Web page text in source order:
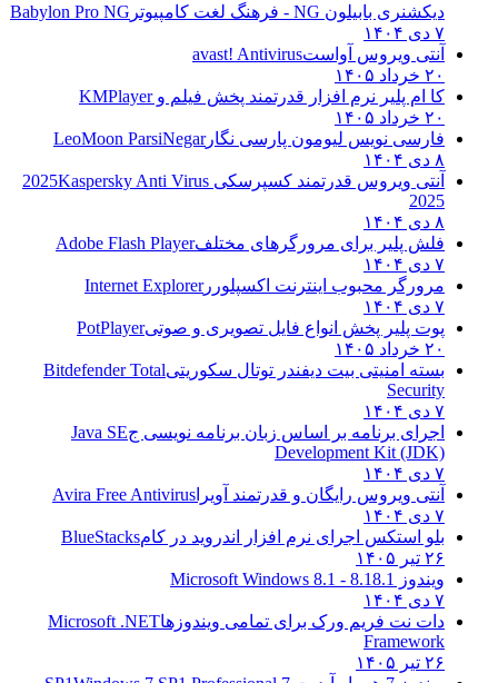
دیکشنری بابیلون NG - فرهنگ لغت کامپیوتر
Babylon Pro NG
۷ دی ۱۴۰۴
آنتی ویروس آواستavast! Antivirus
۲۰ خرداد ۱۴۰۵
کا ام پلیر نرم افزار قدرتمند پخش فیلم وKMPlayer
۲۰ خرداد ۱۴۰۵
فارسی نویس لیومون پارسی نگارLeoMoon ParsiNegar
۸ دی ۱۴۰۴
آنتی ویروس قدرتمند کسپرسکی 2025 Kaspersky Anti Virus
2025
۸ دی ۱۴۰۴
فلش پلیر برای مرورگرهای مختلفAdobe Flash Player
۷ دی ۱۴۰۴
مرورگر محبوب اینترنت اکسپلوررInternet Explorer
۷ دی ۱۴۰۴
پوت پلیر پخش انواع فایل تصویری و صوتیPotPlayer
۲۰ خرداد ۱۴۰۵
بسته امنیتی بیت دیفندر توتال سکوریتیBitdefender Total
Security
۷ دی ۱۴۰۴
اجرای برنامه بر اساس زبان برنامه نویسی جJava SE
Development Kit (JDK)
۷ دی ۱۴۰۴
آنتی ویروس رایگان و قدرتمند آویرا Avira Free Antivirus
۷ دی ۱۴۰۴
بلو استکس اجرای نرم افزار اندروید در کامBlueStacks
۲۶ تیر ۱۴۰۵
ویندوز 8.1
8.1 - Microsoft Windows 8.1
۷ دی ۱۴۰۴
دات نت فریم ورک برای تمامی ویندوزهاMicrosoft .NET
Framework
۲۶ تیر ۱۴۰۵